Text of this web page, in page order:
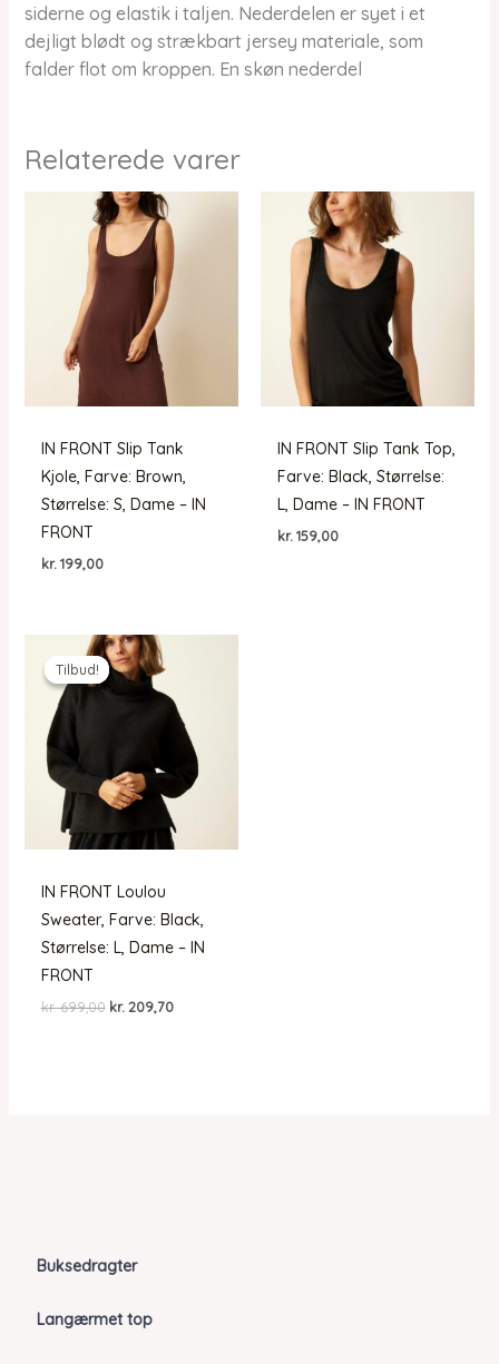
Buksedragter
Langærmet top
siderne og elastik i taljen. Nederdelen er syet i et
dejligt blødt og strækbart jersey materiale, som
falder flot om kroppen. En skøn nederdel
Relaterede varer
IN FRONT Slip Tank
Kjole, Farve: Brown,
Størrelse: S, Dame – IN
FRONT
kr. 199,00
IN FRONT Slip Tank Top,
Farve: Black, Størrelse:
L, Dame – IN FRONT
kr. 159,00
Tilbud!
Tilbud!
IN FRONT Loulou
Sweater, Farve: Black,
Størrelse: L, Dame – IN
FRONT
kr.699,00 Den
kr. 209,70Den